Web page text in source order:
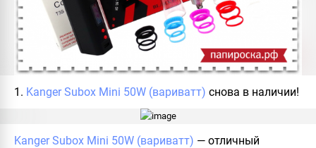
1. Kanger Subox Mini 50W (вариватт) снова в наличии!
Kanger Subox Mini 50W (вариватт) — отличный